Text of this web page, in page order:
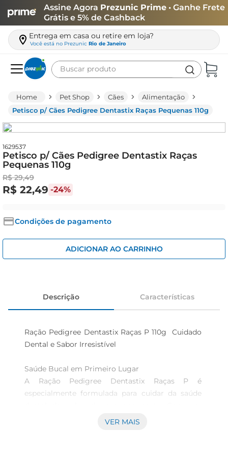
Assine Agora Prezunic Prime • Ganhe Frete
Grátis e 5% de Cashback
Entrega em casa ou retire em loja?
Você está no Prezunic Rio de Janeiro
Buscar produto
Pet Shop Cães
Alimentação
Petisco p/ Cães Pedigree Dentastix Raças Pequenas 110g
1629537
Petisco p/ Cães Pedigree Dentastix Raças
Pequenas 110g
R$ 29,49
R$ 22,49 -24%
Condições de pagamento
ADICIONAR AO CARRINHO
Descrição Características
Ração Pedigree Dentastix Raças P 110g  Cuidado
Dental e Sabor Irresistível
Saúde Bucal em Primeiro Lugar
A Ração Pedigree Dentastix Raças P é
especialmente formulada para cuidar da saúde
formato exclusivo que ajuda areduzir o acúmulo
VER MAIS
leite
queijo
arroz
azeite
cerveja